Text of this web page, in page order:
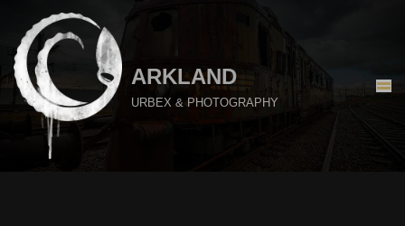
Aller
au
contenu
ARKLAND
URBEX & PHOTOGRAPHY